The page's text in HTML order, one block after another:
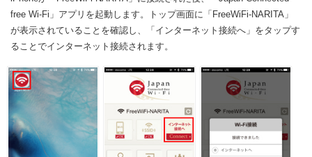
free Wi-Fi」アプリを起動します。トップ画面に「FreeWiFi-NARITA」
が表示されていることを確認し、「インターネット接続へ」をタップす
ることでインターネット接続されます。